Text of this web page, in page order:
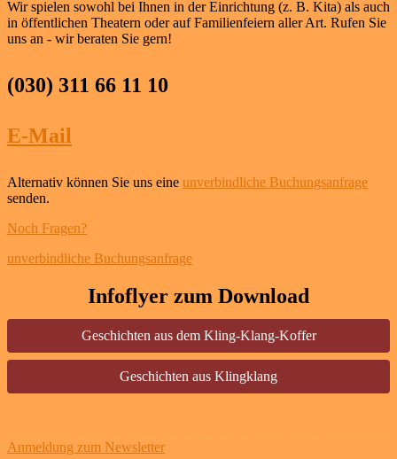
Wir spielen sowohl bei Ihnen in der Einrichtung (z. B. Kita) als auch
in öffentlichen Theatern oder auf Familienfeiern aller Art. Rufen Sie
uns an - wir beraten Sie gern!
(030) 311 66 11 10
E-Mail
Alternativ können Sie uns eine unverbindliche Buchungsanfrage
senden.
Noch Fragen?
unverbindliche Buchungsanfrage
Infoflyer zum Download
Geschichten aus dem Kling-Klang-Koffer
Geschichten aus Klingklang
Anmeldung zum Newsletter